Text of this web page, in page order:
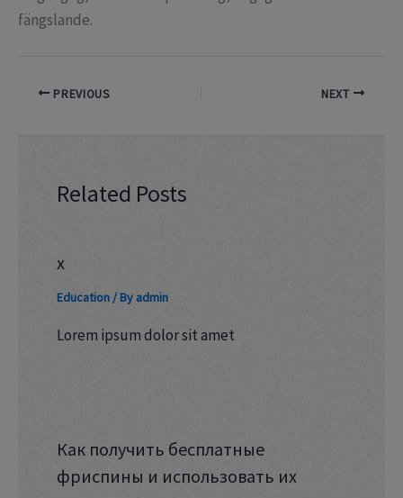
fängslande.
PREVIOUS NEXT
Related Posts
x
Education/ By admin
Lorem ipsum dolor sit amet
Как получить бесплатные
фриспины и использовать их